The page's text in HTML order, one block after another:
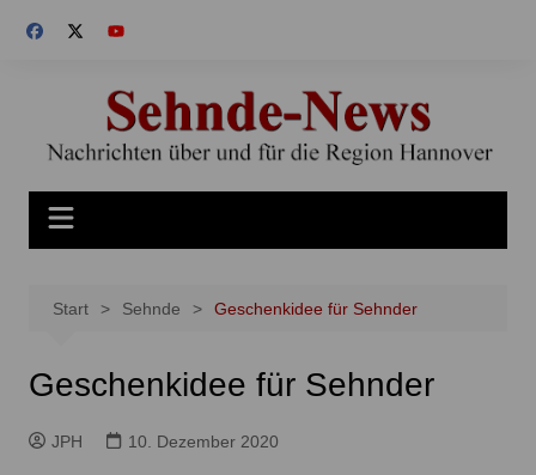
Inhalt
Start Sehnde Geschenkidee für Sehnder
Geschenkidee für Sehnder
JPH 10. Dezember 2020